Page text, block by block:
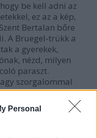
Personal
be kell adni az
ez az a kép,
Bertalan bőre
A Bruegel-trükk a
a gyerekek,
nézd, milyen
paraszt.
szorgalommal
a Bábel tornyán.